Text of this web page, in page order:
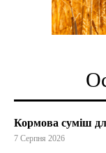
Кормова суміш
7 Серпня 2026